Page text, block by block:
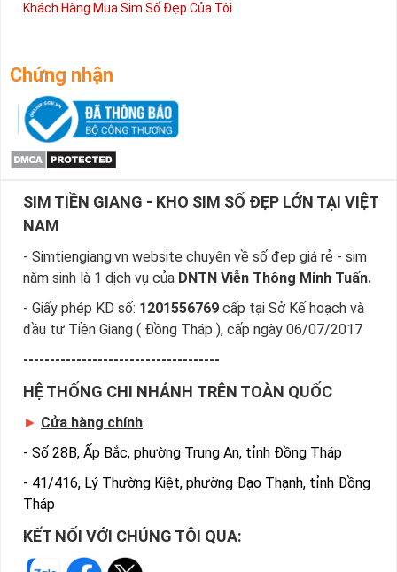
Khách Hàng Mua Sim Số Đẹp Của Tôi
Chứng nhận
SIM TIỀN GIANG - KHO SIM SỐ ĐẸP LỚN TẠI VIỆT
NAM
- Simtiengiang.vn website chuyên về số đẹp giá rẻ - sim
năm sinh là 1 dịch vụ của DNTN Viễn Thông Minh Tuấn.
- Giấy phép KD số: 1201556769 cấp tại Sở Kế hoạch và
đầu tư Tiền Giang ( Đồng Tháp ), cấp ngày 06/07/2017
-------------------------------------
HỆ THỐNG CHI NHÁNH TRÊN TOÀN QUỐC
► Cửa hàng chính:
- Số 28B, Ấp Bắc, phường Trung An, tỉnh Đồng Tháp
- 41/416, Lý Thường Kiệt, phường Đạo Thạnh, tỉnh Đồng
Tháp
KẾT NỐI VỚI CHÚNG TÔI QUA: